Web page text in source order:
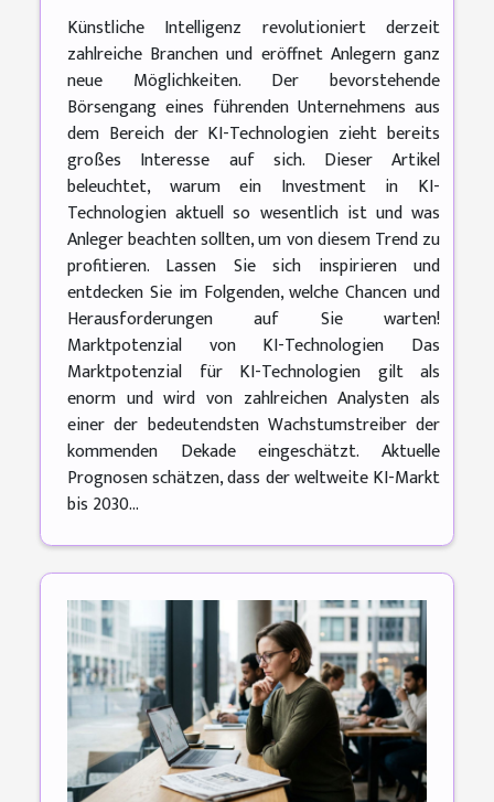
Künstliche Intelligenz revolutioniert derzeit
zahlreiche Branchen und eröffnet Anlegern ganz
neue Möglichkeiten. Der bevorstehende
Börsengang eines führenden Unternehmens aus
dem Bereich der KI-Technologien zieht bereits
großes Interesse auf sich. Dieser Artikel
beleuchtet, warum ein Investment in KI-
Technologien aktuell so wesentlich ist und was
Anleger beachten sollten, um von diesem Trend zu
profitieren. Lassen Sie sich inspirieren und
entdecken Sie im Folgenden, welche Chancen und
Herausforderungen auf Sie warten!
Marktpotenzial von KI-Technologien Das
Marktpotenzial für KI-Technologien gilt als
enorm und wird von zahlreichen Analysten als
einer der bedeutendsten Wachstumstreiber der
kommenden Dekade eingeschätzt. Aktuelle
Prognosen schätzen, dass der weltweite KI-Markt
bis 2030...